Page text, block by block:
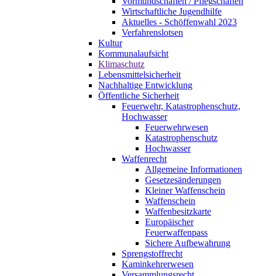
Wirtschaftliche Jugendhilfe
Aktuelles - Schöffenwahl 2023
Verfahrenslotsen
Kultur
Kommunalaufsicht
Klimaschutz
Lebensmittelsicherheit
Nachhaltige Entwicklung
Öffentliche Sicherheit
Feuerwehr, Katastrophenschutz,
Hochwasser
Feuerwehrwesen
Katastrophenschutz
Hochwasser
Waffenrecht
Allgemeine Informationen
Gesetzesänderungen
Kleiner Waffenschein
Waffenschein
Waffenbesitzkarte
Europäischer
Feuerwaffenpass
Sichere Aufbewahrung
Sprengstoffrecht
Kaminkehrerwesen